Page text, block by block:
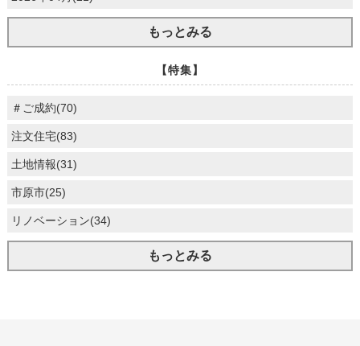
もっとみる
【特集】
＃ご成約(70)
注文住宅(83)
土地情報(31)
市原市(25)
リノベーション(34)
もっとみる